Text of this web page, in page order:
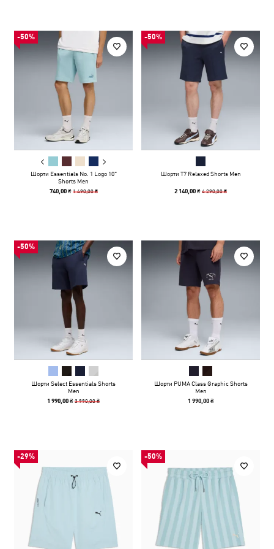
-50%
Шорти Essentials No. 1 Logo 10"
Shorts Men
740,00 ₴ 1 490,00 ₴
-50%
Шорти T7 Relaxed Shorts Men
2 140,00 ₴4 290,00 ₴
-50%
Шорти Select Essentials Shorts
Men
1 990,00 ₴3 990,00 ₴
Шорти PUMA Class Graphic Shorts
Men
1 990,00 ₴
-29% -50%